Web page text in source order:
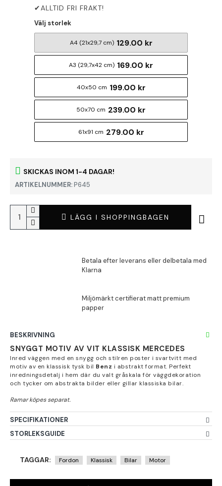
SKICKAS INOM 1-4 DAGAR!
ARTIKELNUMMER:P645
Välj storlek
A4 (21x29,7 cm) 129.00 kr
A3 (29,7x42 cm) 169.00 kr
40x50 cm 199.00 kr
50x70 cm 239.00 kr
61x91 cm 279.00 kr
LÄGG I SHOPPINGBAGEN
BESKRIVNING
SNYGGT MOTIV AV VIT KLASSISK MERCEDES
Inred väggen med en snygg och stilren poster i svartvitt med
motiv av en klassisk tysk bil Benz i abstrakt format. Perfekt
inredningsdetalj i hem där du valt gråskala för väggdekoration
och tycker om abstrakta bilder eller gillar klassiska bilar.
SPECIFIKATIONER
STORLEKSGUIDE
TAGGAR: Fordon Klassisk Bilar Motor